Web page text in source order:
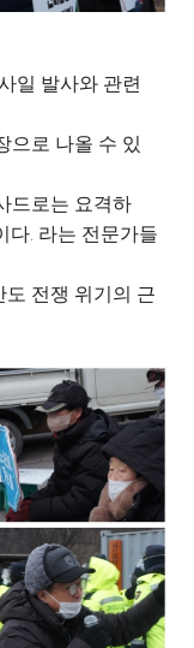
일 발사와 관련
으로 나올 수 있
드로는 요격하
다. 라는 전문가들
전쟁 위기의 근